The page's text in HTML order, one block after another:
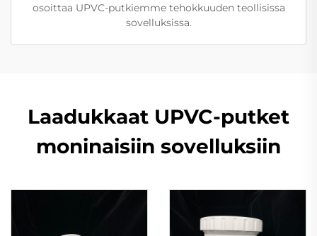
osoittaa UPVC-putkiemme tehokkuuden teollisissa
sovelluksissa.
Laadukkaat UPVC-putket
moninaisiin sovelluksiin